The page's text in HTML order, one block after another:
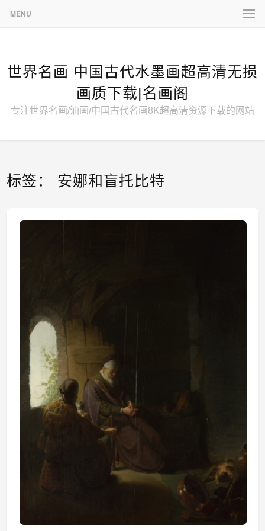
MENU
世界名画 中国古代水墨画超高清无损
画质下载|名画阁
专注世界名画/油画/中国古代名画8K超高清资源下载的网站
标签： 安娜和盲托比特